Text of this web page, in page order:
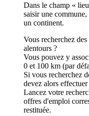
Dans le champ «
saisir une
un continent.
Vous recherchez
alentours ?
Vous pouvez y
0 et 100 km (par
Si vous recherchez
devez alors effectuer
Lancez votre
offres d'emploi
restituée.